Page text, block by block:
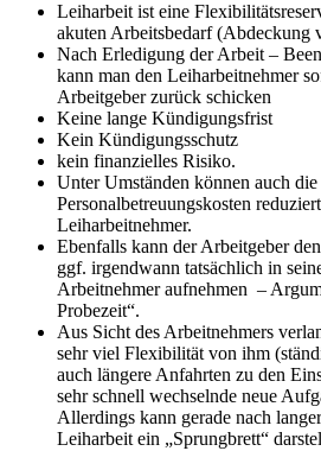
Leiharbeit ist eine
akuten Arbeitsbedarf (Abdeckung
Nach Erledigung der Arbeit –
kann man den Leiharbeitnehmer
Arbeitgeber zurück schicken
Keine lange Kündigungsfrist
Kein Kündigungsschutz
kein finanzielles Risiko.
Unter Umständen können auch
Personalbetreuungskosten
Leiharbeitnehmer.
Ebenfalls kann der Arbeitgeber
ggf. irgendwann tatsächlich in
Arbeitnehmer aufnehmen –
Probezeit“.
Aus Sicht des Arbeitnehmers
sehr viel Flexibilität von ihm
auch längere Anfahrten zu den
sehr schnell wechselnde neue
Allerdings kann gerade nach
Leiharbeit ein „Sprungbrett“